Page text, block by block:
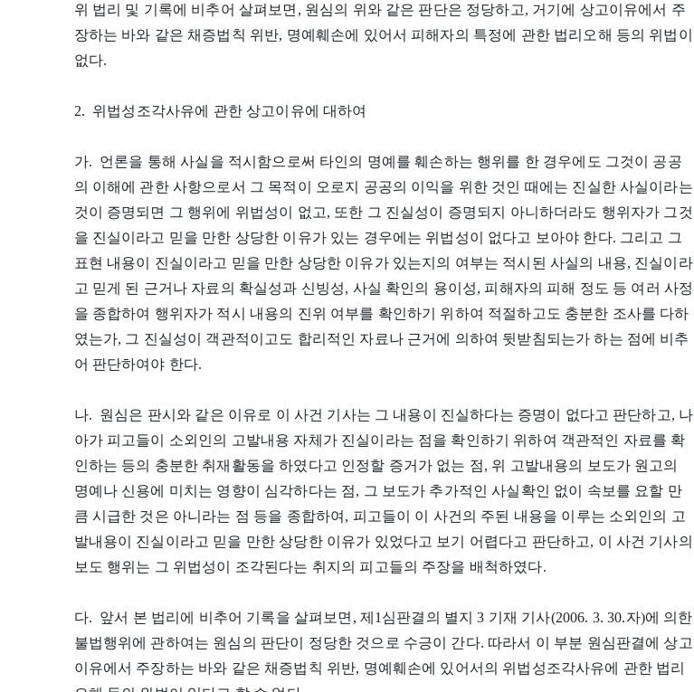
위 법리 및 기록에 비추어 살펴보면, 원심의 위와 같은 판단은 정당하고, 거기에 상고이유에서 주
장하는 바와 같은 채증법칙 위반, 명예훼손에 있어서 피해자의 특정에 관한 법리오해 등의 위법이
없다.
2. 위법성조각사유에 관한 상고이유에 대하여
가. 언론을 통해 사실을 적시함으로써 타인의 명예를 훼손하는 행위를 한 경우에도 그것이 공공
의 이해에 관한 사항으로서 그 목적이 오로지 공공의 이익을 위한 것인 때에는 진실한 사실이라는
것이 증명되면 그 행위에 위법성이 없고, 또한 그 진실성이 증명되지 아니하더라도 행위자가 그것
을 진실이라고 믿을 만한 상당한 이유가 있는 경우에는 위법성이 없다고 보아야 한다. 그리고 그
표현 내용이 진실이라고 믿을 만한 상당한 이유가 있는지의 여부는 적시된 사실의 내용, 진실이라
고 믿게 된 근거나 자료의 확실성과 신빙성, 사실 확인의 용이성, 피해자의 피해 정도 등 여러 사정
을 종합하여 행위자가 적시 내용의 진위 여부를 확인하기 위하여 적절하고도 충분한 조사를 다하
였는가, 그 진실성이 객관적이고도 합리적인 자료나 근거에 의하여 뒷받침되는가 하는 점에 비추
어 판단하여야 한다.
나. 원심은 판시와 같은 이유로 이 사건 기사는 그 내용이 진실하다는 증명이 없다고 판단하고, 나
아가 피고들이 소외인의 고발내용 자체가 진실이라는 점을 확인하기 위하여 객관적인 자료를 확
인하는 등의 충분한 취재활동을 하였다고 인정할 증거가 없는 점, 위 고발내용의 보도가 원고의
명예나 신용에 미치는 영향이 심각하다는 점, 그 보도가 추가적인 사실확인 없이 속보를 요할 만
큼 시급한 것은 아니라는 점 등을 종합하여, 피고들이 이 사건의 주된 내용을 이루는 소외인의 고
발내용이 진실이라고 믿을 만한 상당한 이유가 있었다고 보기 어렵다고 판단하고, 이 사건 기사의
보도 행위는 그 위법성이 조각된다는 취지의 피고들의 주장을 배척하였다.
다. 앞서 본 법리에 비추어 기록을 살펴보면, 제1심판결의 별지 3 기재 기사(2006. 3. 30.자)에 의한
불법행위에 관하여는 원심의 판단이 정당한 것으로 수긍이 간다. 따라서 이 부분 원심판결에 상고
이유에서 주장하는 바와 같은 채증법칙 위반, 명예훼손에 있어서의 위법성조각사유에 관한 법리